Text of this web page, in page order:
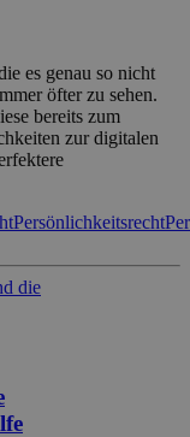
es genau so nicht
öfter zu sehen.
bereits zum
zur digitalen
Persönlichkeitsrecht